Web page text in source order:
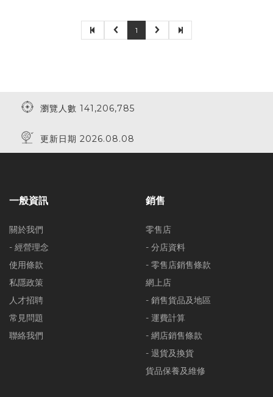
1
瀏覽人數 141,206,785
更新日期 2026.08.08
一般資訊
關於我們
- 經營理念
使用條款
私隱政策
人才招聘
常見問題
聯絡我們
銷售
零售店
- 分店資料
- 零售店銷售條款
網上店
- 銷售貨品及地區
- 運費計算
- 網店銷售條款
- 退貨及換貨
貨品保養及維修